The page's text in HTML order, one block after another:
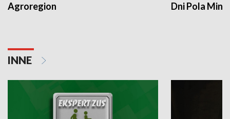
Agroregion Dni Pola
INNE